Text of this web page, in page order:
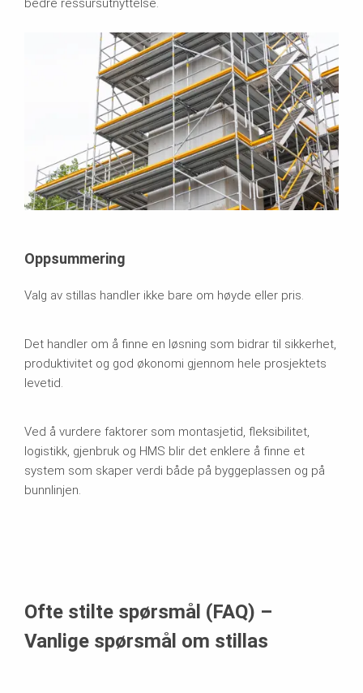
bedre ressursutnyttelse.
Oppsummering
Valg av stillas handler ikke bare om høyde eller pris.
Det handler om å finne en løsning som bidrar til sikkerhet,
produktivitet og god økonomi gjennom hele prosjektets
levetid.
Ved å vurdere faktorer som montasjetid, fleksibilitet,
logistikk, gjenbruk og HMS blir det enklere å finne et
system som skaper verdi både på byggeplassen og på
bunnlinjen.
Ofte stilte spørsmål (FAQ) –
Vanlige spørsmål om stillas